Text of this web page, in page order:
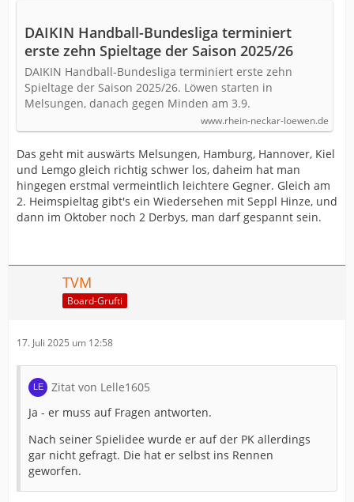
DAIKIN Handball-Bundesliga terminiert
erste zehn Spieltage der Saison 2025/26
DAIKIN Handball-Bundesliga terminiert erste zehn
Spieltage der Saison 2025/26. Löwen starten in
Melsungen, danach gegen Minden am 3.9.
www.rhein-neckar-loewen.de
Das geht mit auswärts Melsungen, Hamburg, Hannover, Kiel
und Lemgo gleich richtig schwer los, daheim hat man
hingegen erstmal vermeintlich leichtere Gegner. Gleich am
2. Heimspieltag gibt's ein Wiedersehen mit Seppl Hinze, und
dann im Oktober noch 2 Derbys, man darf gespannt sein.
TVM
Board-Grufti
17. Juli 2025 um 12:58
Zitat von Lelle1605
Ja - er muss auf Fragen antworten.
Nach seiner Spielidee wurde er auf der PK allerdings
gar nicht gefragt. Die hat er selbst ins Rennen
geworfen.